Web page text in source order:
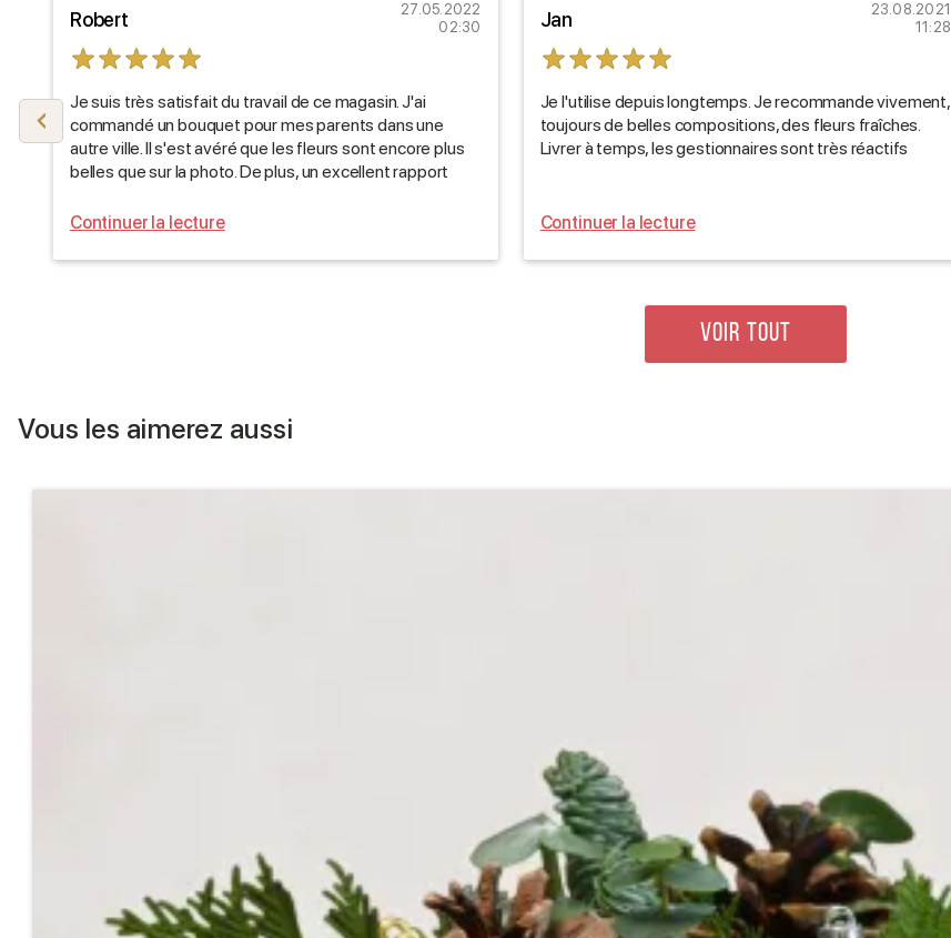
Robert
27.05.2022
02:30
Je suis très satisfait du travail de ce magasin. J'ai
commandé un bouquet pour mes parents dans une
autre ville. Il s'est avéré que les fleurs sont encore plus
belles que sur la photo. De plus, un excellent rapport
Continuer la lecture
Jan
23.08.2021
11:28
Je l'utilise depuis longtemps. Je recommande vivement,
toujours de belles compositions, des fleurs fraîches.
Livrer à temps, les gestionnaires sont très réactifs
Continuer la lecture
VOIR TOUT
Vous les aimerez aussi